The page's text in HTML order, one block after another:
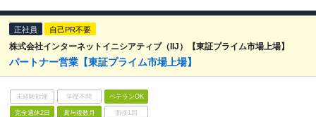
正社員 自己PR不要
株式会社インターネットイニシアティブ（IIJ）【東証プライム市場上場】
パートナー営業【東証プライム市場上場】
未経験歓迎 学歴不問 ベテランOK
完全週休2日 賞与複数月 面接1回